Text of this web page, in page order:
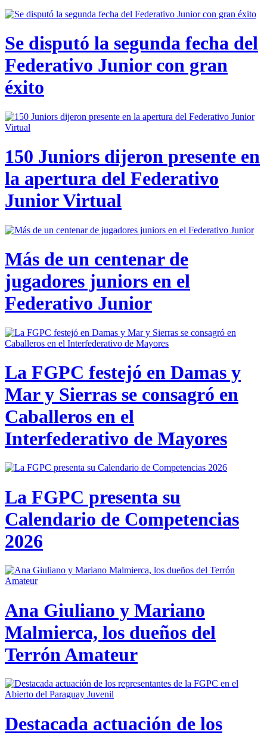
Se disputó la segunda fecha del
Federativo Junior con gran
éxito
150 Juniors dijeron presente en
la apertura del Federativo
Junior Virtual
Más de un centenar de
jugadores juniors en el
Federativo Junior
La FGPC festejó en Damas y
Mar y Sierras se consagró en
Caballeros en el
Interfederativo de Mayores
La FGPC presenta su
Calendario de Competencias
2026
Ana Giuliano y Mariano
Malmierca, los dueños del
Terrón Amateur
Destacada actuación de los